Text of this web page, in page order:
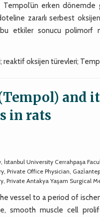
Tempol’ün erken
zararlı serbest
etkiler sonucu polimorf
reaktif oksijen türevleri;
and
in rats
University Cerrahpaşa
Private Office Physician,
Private Antakya Yaşam Surgical
vessel to a period of
smooth muscle cell